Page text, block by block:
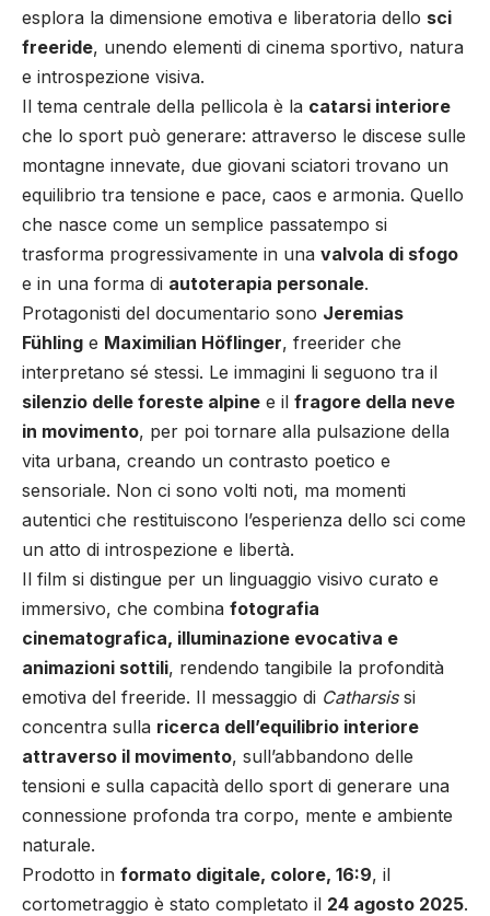
esplora la dimensione emotiva e liberatoria dello sci
freeride, unendo elementi di cinema sportivo, natura
e introspezione visiva.
Il tema centrale della pellicola è la catarsi interiore
che lo sport può generare: attraverso le discese sulle
montagne innevate, due giovani sciatori trovano un
equilibrio tra tensione e pace, caos e armonia. Quello
che nasce come un semplice passatempo si
trasforma progressivamente in una valvola di sfogo
e in una forma di autoterapia personale.
Protagonisti del documentario sono Jeremias
Fühling e Maximilian Höflinger, freerider che
interpretano sé stessi. Le immagini li seguono tra il
silenzio delle foreste alpine e il fragore della neve
in movimento, per poi tornare alla pulsazione della
vita urbana, creando un contrasto poetico e
sensoriale. Non ci sono volti noti, ma momenti
autentici che restituiscono l’esperienza dello sci come
un atto di introspezione e libertà.
Il film si distingue per un linguaggio visivo curato e
immersivo, che combina fotografia
cinematografica, illuminazione evocativa e
animazioni sottili, rendendo tangibile la profondità
emotiva del freeride. Il messaggio di Catharsissi
concentra sulla ricerca dell’equilibrio interiore
attraverso il movimento, sull’abbandono delle
tensioni e sulla capacità dello sport di generare una
connessione profonda tra corpo, mente e ambiente
naturale.
Prodotto in formato digitale, colore, 16:9, il
cortometraggio è stato completato il 24 agosto 2025.